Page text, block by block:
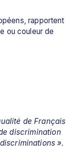
rapportent
ou couleur de
de Français
discrimination
».